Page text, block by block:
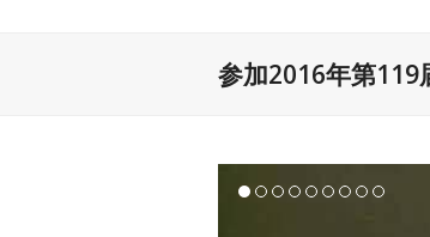
参加2016年第119